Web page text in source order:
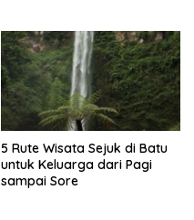
5 Rute Wisata Sejuk di Batu
untuk Keluarga dari Pagi
sampai Sore